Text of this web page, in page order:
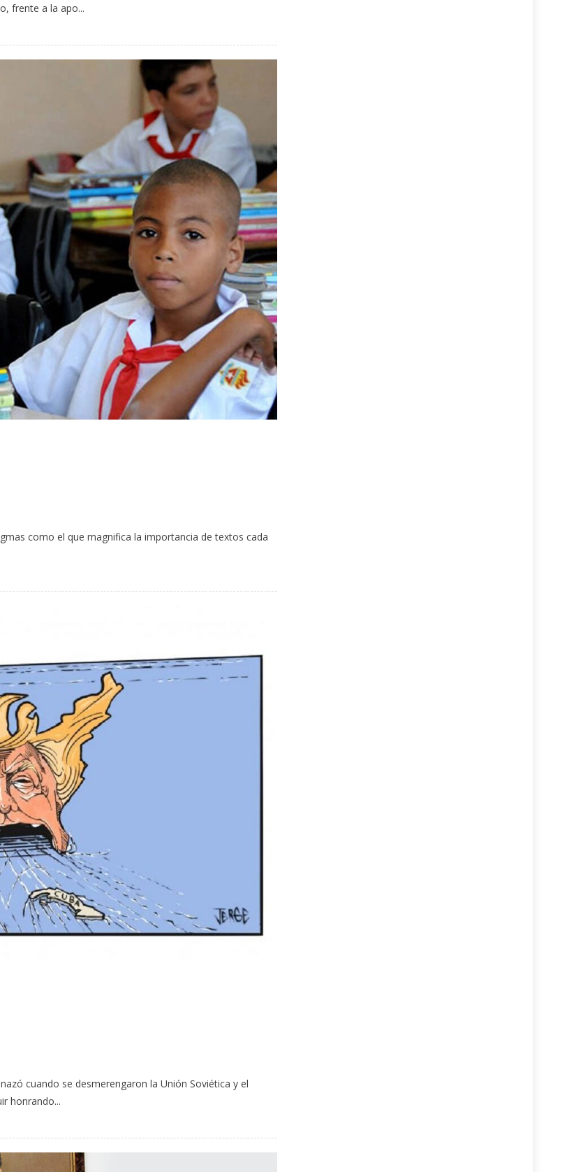
frente a la apo...
como el que magnifica la importancia de textos cada
cuando se desmerengaron la Unión Soviética y el
honrando...